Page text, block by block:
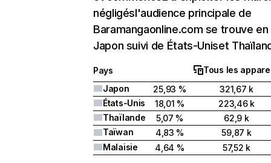
négligésl'audience principale de
Baramangaonline.com se trouve en
Japon suivi de États-Uniset
Pays
Tous les
Japon
25,93 %
321,67 k
États-Unis
18,01 %
223,46 k
Thaïlande
5,07 %
62,9 k
Taïwan
4,83 %
59,87 k
Malaisie
4,64 % 57,52 k